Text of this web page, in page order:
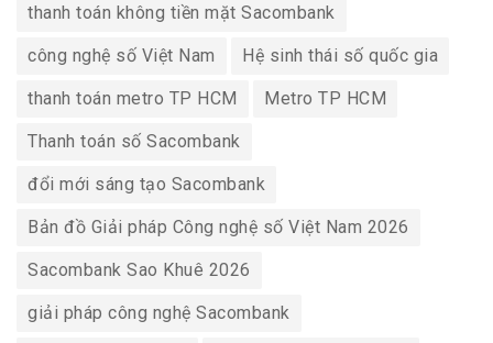
thanh toán không tiền mặt Sacombank
công nghệ số Việt Nam Hệ sinh thái số quốc gia
thanh toán metro TP HCM Metro TP HCM
Thanh toán số Sacombank
đổi mới sáng tạo Sacombank
Bản đồ Giải pháp Công nghệ số Việt Nam 2026
Sacombank Sao Khuê 2026
giải pháp công nghệ Sacombank